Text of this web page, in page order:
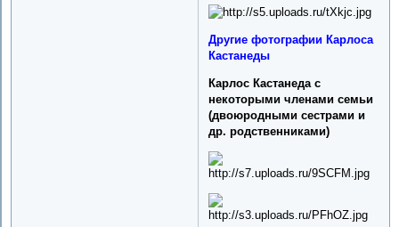
Другие фотографии Карлоса
Кастанеды
Карлос Кастанеда с
некоторыми членами семьи
(двоюродными сестрами и
др. родственниками)